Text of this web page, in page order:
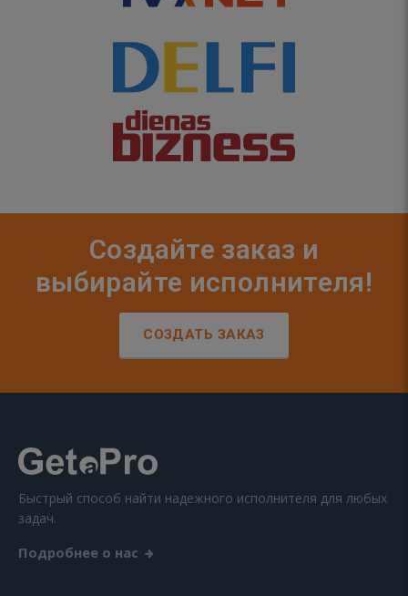
Создайте заказ и
выбирайте исполнителя!
СОЗДАТЬ ЗАКАЗ
Быстрый способ найти надежного исполнителя для любых
задач.
Подробнее о нас